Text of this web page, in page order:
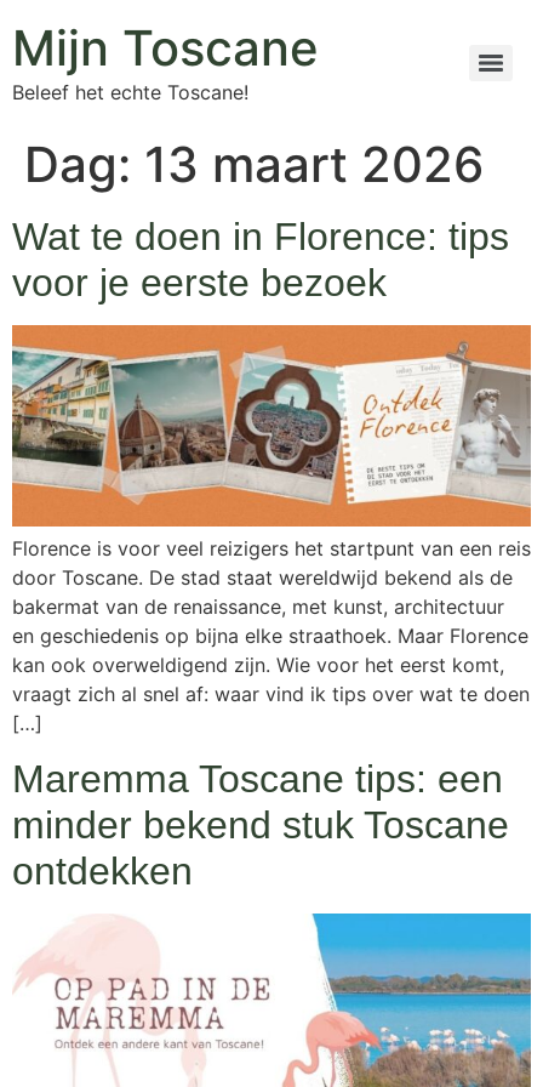
Mijn Toscane
Beleef het echte Toscane!
Dag: 13 maart 2026
Wat te doen in Florence: tips
voor je eerste bezoek
Florence is voor veel reizigers het startpunt van een reis
door Toscane. De stad staat wereldwijd bekend als de
bakermat van de renaissance, met kunst, architectuur
en geschiedenis op bijna elke straathoek. Maar Florence
kan ook overweldigend zijn. Wie voor het eerst komt,
vraagt zich al snel af: waar vind ik tips over wat te doen
[…]
Maremma Toscane tips: een
minder bekend stuk Toscane
ontdekken